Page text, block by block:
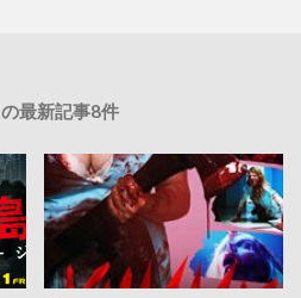
の最新記事8件